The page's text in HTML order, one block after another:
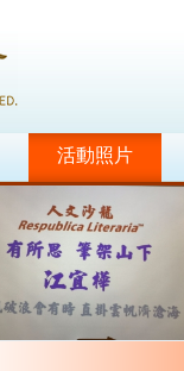
活動照片